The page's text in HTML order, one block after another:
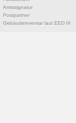
Amtssignatur
Postpartner
Gebäudeinventar laut EED III